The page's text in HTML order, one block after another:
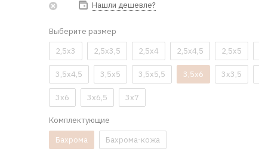
Нашли дешевле?
Выберите размер
2,5x3
2,5x3,5 2,5x4 2,5x4,5 2,5x5
3,5x4,5 3,5x5 3,5x5,5 3,5x6 3x3,5
3x6 3x6,5 3x7
Комплектующие
Бахрома
Бахрома-кожа